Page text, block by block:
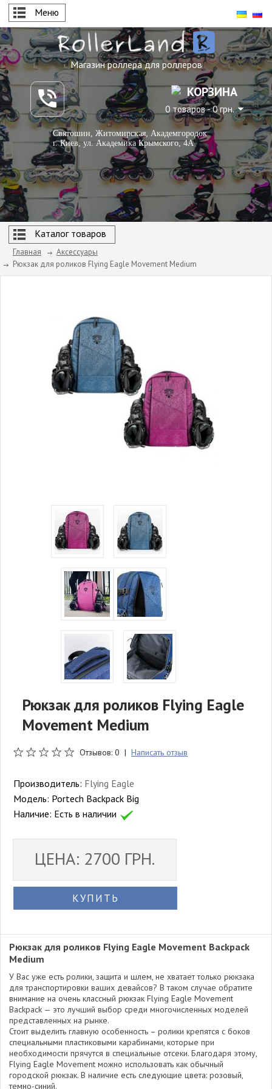
Меню
Магазин роллера для роллеров
КОРЗИНА
0 товаров - 0 грн.
Святошин, Житомирская, Академгородок
г. Киев, ул. Академика Крымского, 4А
Каталог товаров
Главная
Аксессуары
Рюкзак для роликов Flying Eagle Movement Medium
Рюкзак для роликов Flying Eagle
Movement Medium
Отзывов: 0 | Написать отзыв
Производитель: Flying Eagle
Модель: Portech Backpack Big
Наличие: Есть в наличии
ЦЕНА: 2700 ГРН.
КУПИТЬ
Рюкзак для роликов Flying Eagle Movement Backpack
Medium
У Вас уже есть ролики, защита и шлем, не хватает только рюкзака
для транспортировки ваших девайсов? В таком случае обратите
внимание на очень классный рюкзак Flying Eagle Movement
Backpack — это лучший выбор среди многочисленных моделей
представленных на рынке.
Стоит выделить главную особенность – ролики крепятся с боков
специальными пластиковыми карабинами, которые при
необходимости прячутся в специальные отсеки. Благодаря этому,
Flying Eagle Movement можно использовать как обычный
городской рюкзак. В наличие есть следующие цвета: розовый,
темно-синий.